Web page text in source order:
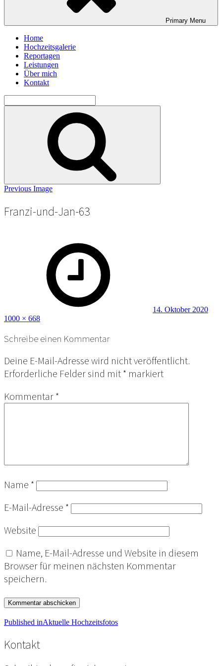
Primary Menu
Home
Hochzeitsgalerie
Reportagen
Leistungen
Über mich
Kontakt
for:
Previous Image
Franzi-und-Jan-63
14. Oktober 2020
1000 × 668
Schreibe einen Kommentar
Deine E-Mail-Adresse wird nicht veröffentlicht.
Erforderliche Felder sind mit* markiert
Kommentar*
Name *
E-Mail-Adresse *
Website
Name, E-Mail-Adresse und Website in diesem
Browser für meinen nächsten Kommentar
speichern.
Beitragsnavigation
Published inAktuelle Hochzeitsfotos
Kontakt